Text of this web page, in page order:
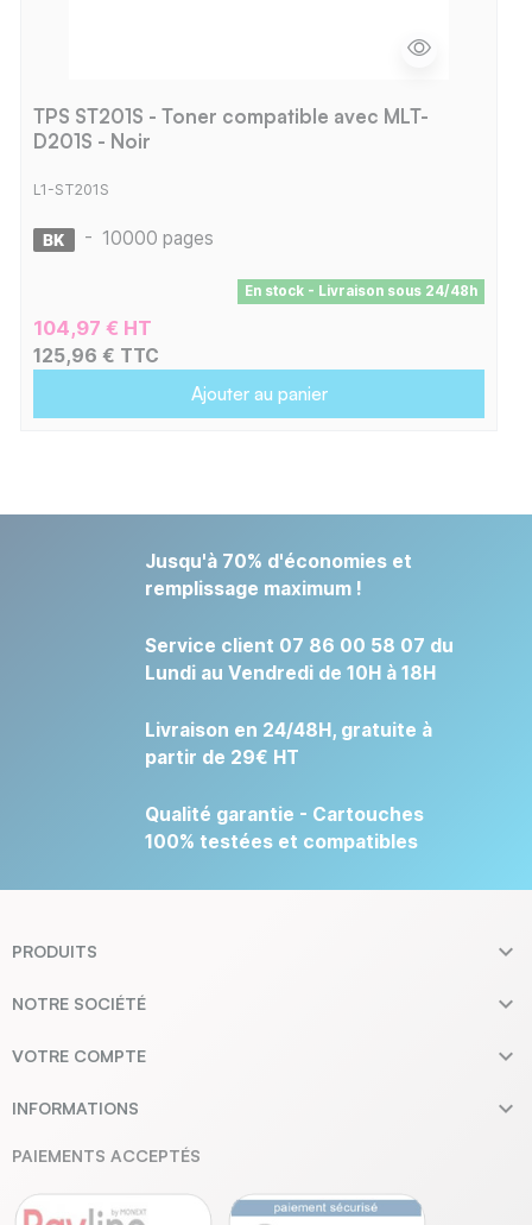
TPS ST201S - Toner compatible avec MLT-
D201S - Noir
L1-ST201S
- 10000 pages
En stock - Livraison sous 24/48h
104,97 € HT
125,96 € TTC
Ajouter au panier
Jusqu'à 70% d'économies et
remplissage maximum !
Service client 07 86 00 58 07 du
Lundi au Vendredi de 10H à 18H
Livraison en 24/48H, gratuite à
partir de 29€ HT
Qualité garantie - Cartouches
100% testées et compatibles
PRODUITS 
NOTRE SOCIÉTÉ 
VOTRE COMPTE 
INFORMATIONS 
PAIEMENTS ACCEPTÉS